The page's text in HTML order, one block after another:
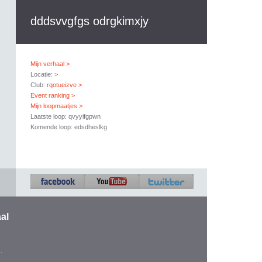
dddsvvgfgs odrgkimxjy
Mijn verhaal >
Locatie: >
Club: rqotueizve >
Event ranking >
Mijn loopmaatjes >
Laatste loop: qvyyifgpwn
Komende loop: edsdheslkg